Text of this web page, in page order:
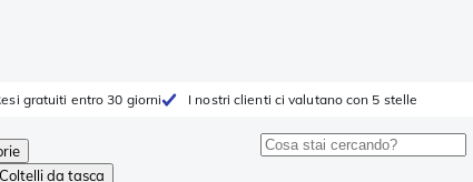
gratuiti entro 30 giorni I nostri clienti ci valutano con 5 stelle
Coltelli da tasca